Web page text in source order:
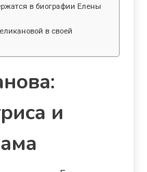
в биографии Елены
в своей
и